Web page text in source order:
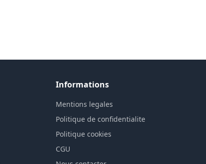
Informations
Mentions legales
Politique de confidentialite
Politique cookies
CGU